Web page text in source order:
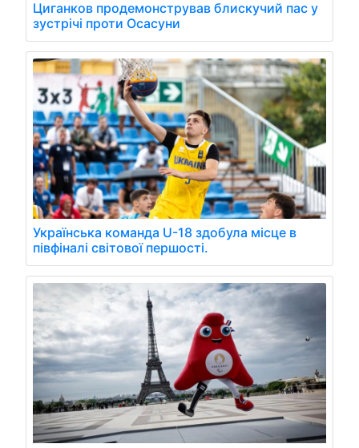
Циганков продемонстрував блискучий пас у
зустрічі проти Осасуни
Українська команда U-18 здобула місце в
півфіналі світової першості.